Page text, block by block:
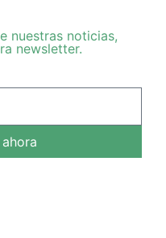
nuestras noticias,
newsletter.